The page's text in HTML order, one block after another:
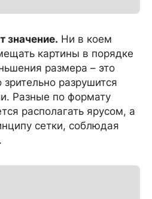
значение. Ни в коем
картины в порядке
размера – это
разрушится
Разные по формату
располагать ярусом, а
сетки, соблюдая